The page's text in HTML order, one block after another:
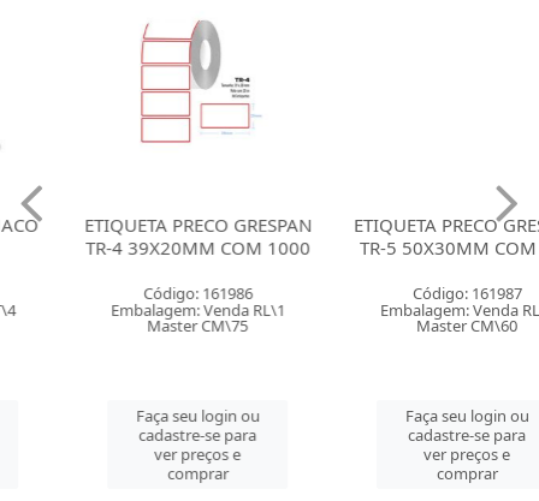
ETIQUETA PRECO GRESPAN
TR-4 39X20MM COM 1000
Código: 161986
Embalagem: Venda RL\1
Master CM\75
Faça seu login ou
cadastre-se para
ver preços e
ETIQUETA PRECO GRESPAN
TR-5 50X30MM COM 600
Código: 161987
Embalagem: Venda RL\1
Master CM\60
Faça seu login ou
cadastre-se para
ver preços e